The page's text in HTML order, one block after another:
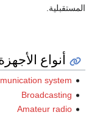
المستقبلية.
أنواع
system
Broadcasting
Amateur radio